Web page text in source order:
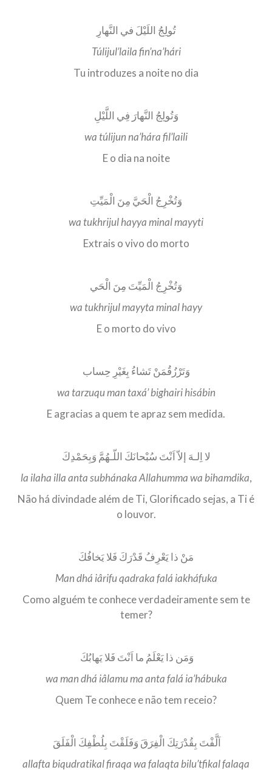
تُولِجُ اللَيْلَ في النَّهارِ
Túlijul’laila fin’na’hári
Tu introduzes a noite no dia
وَتُولِجُ النَّهارَ فِي اللَّيْلِ
wa túlijun na’hára fil’laili
E o dia na noite
وَتُخْرِجُ الْحَيَّ مِنَ الْمَيِّتِ
wa tukhrijul hayya minal mayyti
Extrais o vivo do morto
وَتُخْرِجُ الْمَيِّتَ مِنَ الْحَي
wa tukhrijul mayyta minal hayy
E o morto do vivo
وَتَرْزُقُمَنْ تَشاءُ بِغَيْرِ حِساب
wa tarzuqu man taxá’ bighairi hisábin
E agracias a quem te apraz sem medida.
لا اِلـهَ إلاّ اَنْتَ سُبْحانَكَ اللّـهُمَّ وَبِحَمْدِكَ
la ilaha illa anta subhánaka Allahumma wa bihamdika,
Não há divindade além de Ti, Glorificado sejas, a Ti é
o louvor.
مَنْ ذا يَعْرِفُ قَدْرَكَ فَلا يَخافُكَ
Man dhá iârifu qadraka falá iakháfuka
Como alguém te conhece verdadeiramente sem te
temer?
وَمَن ذا يَعْلَمُ ما اَنْتَ فَلا يَهابُكَ
wa man dhá iâlamu ma anta falá ia’hábuka
Quem Te conhece e não tem receio?
اَلَّفْتَ بِقُدْرَتِكَ الْفِرَقَ وَفَلَقْتَ بِلُطْفِكَ الْفَلَقَ
allafta biqudratikal firaqa wa falaqta bilu’tfikal falaqa